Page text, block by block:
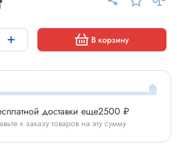
В корзину
доставки еще2500 ₽
к заказу товаров на эту сумму